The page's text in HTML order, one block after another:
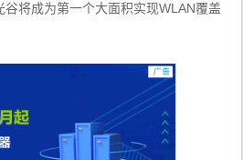
将成为第一个大面积实现WLAN覆盖